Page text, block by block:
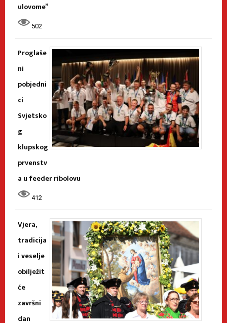
ulovome”
502
Proglaše
ni
pobjedni
ci
Svjetsko
g
klupskog
prvenstv
a u feeder ribolovu
412
Vjera,
tradicija
i veselje
obilježit
će
završni
dan